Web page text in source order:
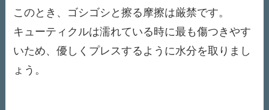
このとき、ゴシゴシと擦る摩擦は厳禁です。
キューティクルは濡れている時に最も傷つきやす
いため、優しくプレスするように水分を取りまし
ょう。